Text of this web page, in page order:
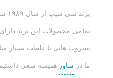
برند سی سیب از سال ۱۹۸۹ شروع به فعالیت کرده و در حال حاضر یکی از بزرگترین تولیدکنندگان سیروپ در ایران بوده که طعم و مزه سیروپ های این برند مثال زدنیست.
تمامی محصولات این برند
سیروپ هایی با غلظت بسیار
ما در ساور همیشه سعی داشتیم